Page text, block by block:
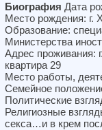
Биография Дата
Место рождения: г.
Образование:
Министерства
Адрес проживания:
квартира 29
Место работы,
Семейное
Политические
Религиозные
секса…и в крем